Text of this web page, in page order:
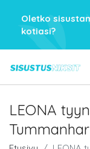
Oletko
kotiasi?
LEONA